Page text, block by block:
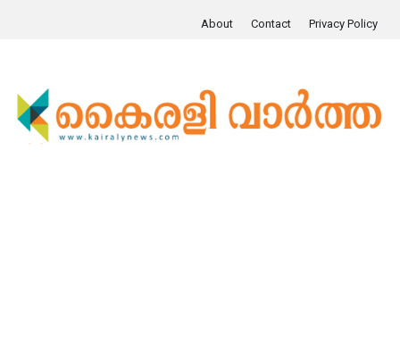
About Contact Privacy Policy